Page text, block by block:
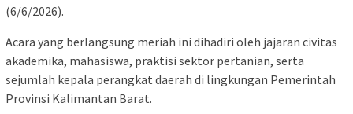
(6/6/2026).
Acara yang berlangsung meriah ini dihadiri oleh jajaran civitas
akademika, mahasiswa, praktisi sektor pertanian, serta
sejumlah kepala perangkat daerah di lingkungan Pemerintah
Provinsi Kalimantan Barat.